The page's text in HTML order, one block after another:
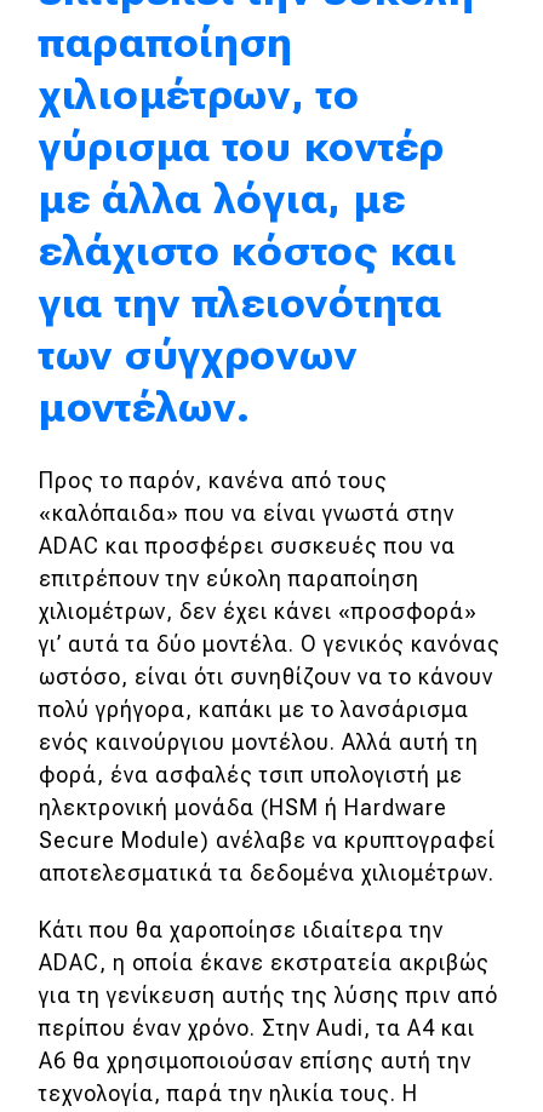
MOTO
Μεταχειρισμένο
Οδηγός αγοράς
Συμβουλές
Χρηστικά
Συμβουλές
ΚΤΕΟ
eDRIVE
DRIVE USED
παραποίηση
χιλιομέτρων, το
γύρισμα του κοντέρ
με άλλα λόγια, με
ελάχιστο κόστος και
για την πλειονότητα
των σύγχρονων
μοντέλων.
Προς το παρόν, κανένα από τους
«καλόπαιδα» που να είναι γνωστά στην
ADAC και προσφέρει συσκευές που να
επιτρέπουν την εύκολη παραποίηση
χιλιομέτρων, δεν έχει κάνει «προσφορά»
γι’ αυτά τα δύο μοντέλα. Ο γενικός κανόνας
ωστόσο, είναι ότι συνηθίζουν να το κάνουν
πολύ γρήγορα, καπάκι με το λανσάρισμα
ενός καινούργιου μοντέλου. Αλλά αυτή τη
φορά, ένα ασφαλές τσιπ υπολογιστή με
ηλεκτρονική μονάδα (HSM ή Hardware
Secure Module) ανέλαβε να κρυπτογραφεί
αποτελεσματικά τα δεδομένα χιλιομέτρων.
Κάτι που θα χαροποίησε ιδιαίτερα την
ADAC, η οποία έκανε εκστρατεία ακριβώς
για τη γενίκευση αυτής της λύσης πριν από
περίπου έναν χρόνο. Στην Audi, τα A4 και
A6 θα χρησιμοποιούσαν επίσης αυτή την
τεχνολογία, παρά την ηλικία τους. Η